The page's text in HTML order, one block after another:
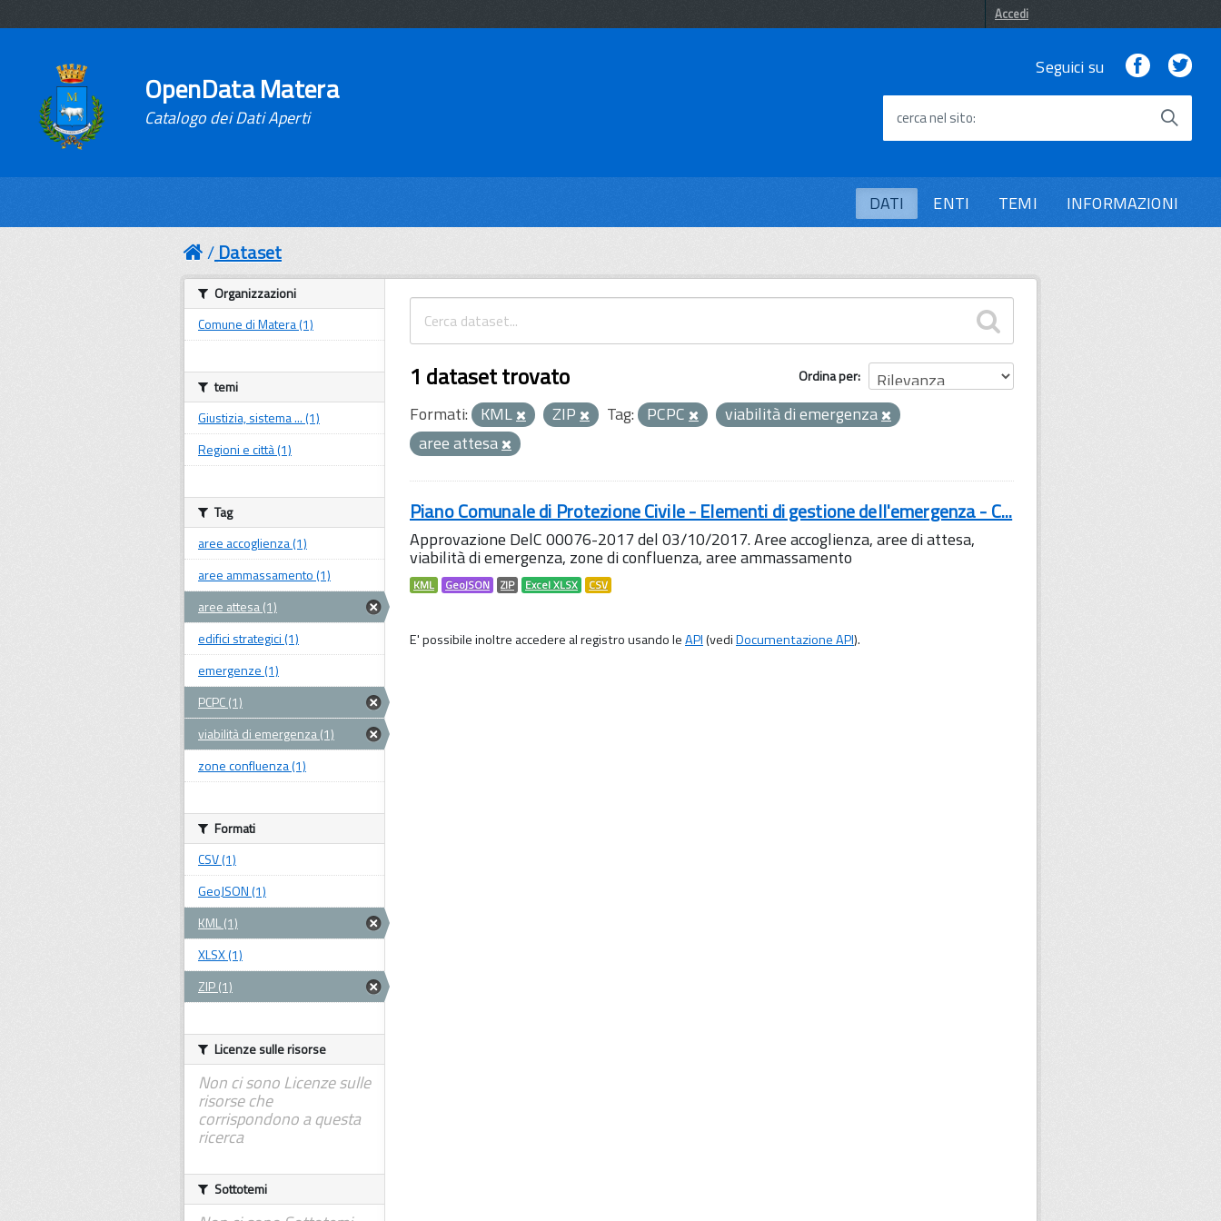
Accedi
OpenData Matera
Catalogo dei Dati Aperti
Seguici su Facebook
cerca nel sito
DATI ENTI TEMI INFORMAZIONI
Dataset
Ordina per
1 dataset trovato
Formati: KML ZIP Tag: PCPC
viabilità di emergenza
aree attesa
Piano Comunale di Protezione Civile - Elementi di gestione dell'emergenza - C...
Approvazione DelC 00076-2017 del 03/10/2017. Aree accoglienza, aree di attesa,
viabilità di emergenza, zone di confluenza, aree ammassamento
KML GeoJSON ZIP Excel XLSX CSV
E' possibile inoltre accedere al registro usando leAPI(vediDocumentazione API).
Organizzazioni
Comune di Matera (1)
temi
Giustizia, sistema ... (1)
Regioni e città (1)
Tag
aree accoglienza (1)
aree ammassamento (1)
aree attesa (1)
edifici strategici (1)
emergenze (1)
PCPC (1)
viabilità di emergenza (1)
zone confluenza (1)
Formati
CSV (1)
GeoJSON (1)
KML (1)
XLSX (1)
ZIP (1)
Licenze sulle risorse
Non ci sono Licenze sulle
risorse che
corrispondono a questa
ricerca
Sottotemi